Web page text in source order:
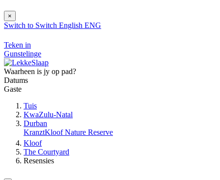
×
Switch to Switch English ENG
Teken in
Gunstelinge
Waarheen is jy op pad?
Datums
Gaste
Tuis
KwaZulu-Natal
Durban
KranztKloof Nature Reserve
Kloof
The Courtyard
Resensies